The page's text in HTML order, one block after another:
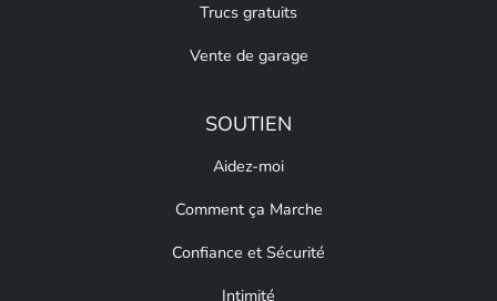
Trucs gratuits
Vente de garage
SOUTIEN
Aidez-moi
Comment ça Marche
Confiance et Sécurité
Intimité